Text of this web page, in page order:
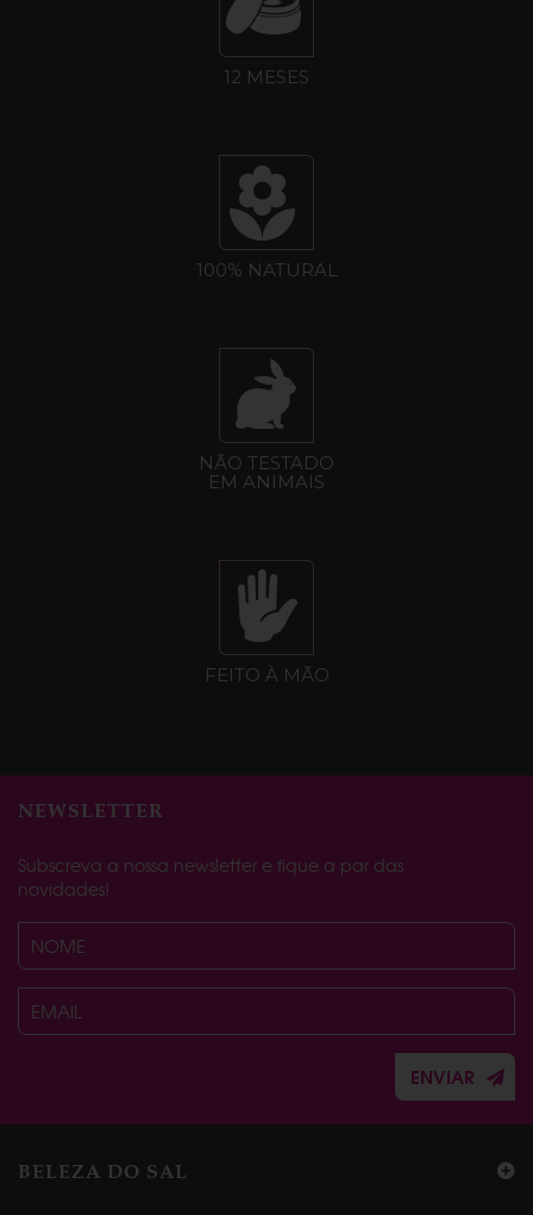
12 MESES
100% NATURAL
NÃO TESTADO
EM ANIMAIS
FEITO À MÃO
NEWSLETTER
Subscreva a nossa newsletter e fique a par das
novidades!
ENVIAR
BELEZA DO SAL